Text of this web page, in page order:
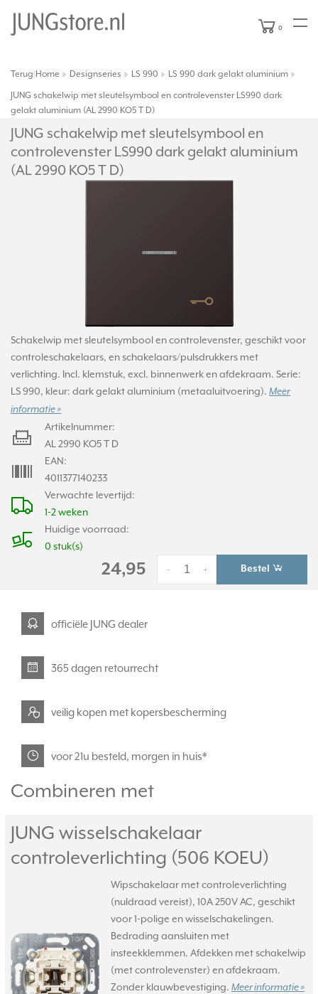
0
Terug Home Designseries LS 990 LS 990 dark gelakt aluminium
JUNG schakelwip met sleutelsymbool en controlevenster LS990 dark
gelakt aluminium (AL 2990 KO5 T D)
JUNG schakelwip met sleutelsymbool en
controlevenster LS990 dark gelakt aluminium
(AL 2990 KO5 T D)
Schakelwip met sleutelsymbool en controlevenster, geschikt voor
controleschakelaars, en schakelaars/pulsdrukkers met
verlichting. Incl. klemstuk, excl. binnenwerk en afdekraam. Serie:
LS 990, kleur: dark gelakt aluminium (metaaluitvoering). Meer
informatie »
Verwachte levertijd:
1-2 weken
Huidige voorraad:
0 stuk(s)
Artikelnummer:
AL 2990 KO5 T D
EAN:
4011377140233
24,95 +
- Bestel
officiële JUNG dealer
365 dagen retourrecht
veilig kopen met kopersbescherming
voor 21u besteld, morgen in huis*
Combineren met
JUNG wisselschakelaar
controleverlichting (506 KOEU)
Wipschakelaar met controleverlichting
(nuldraad vereist), 10A 250V AC, geschikt
voor 1-polige en wisselschakelingen.
Bedrading aansluiten met
insteekklemmen. Afdekken met schakelwip
(met controlevenster) en afdekraam.
Zonder klauwbevestiging. Meer informatie »